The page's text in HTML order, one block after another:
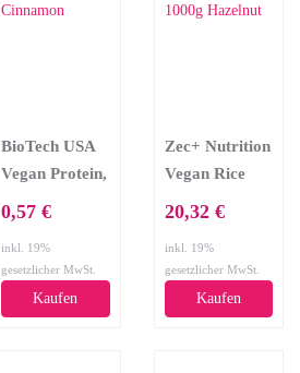
BioTech USA
Vegan Protein,
Cinnamon
0,57 €
inkl. 19%
gesetzlicher MwSt.
Kaufen
Zec+ Nutrition
Vegan Rice
Hazelnut
20,32 €
inkl. 19%
gesetzlicher MwSt.
Kaufen